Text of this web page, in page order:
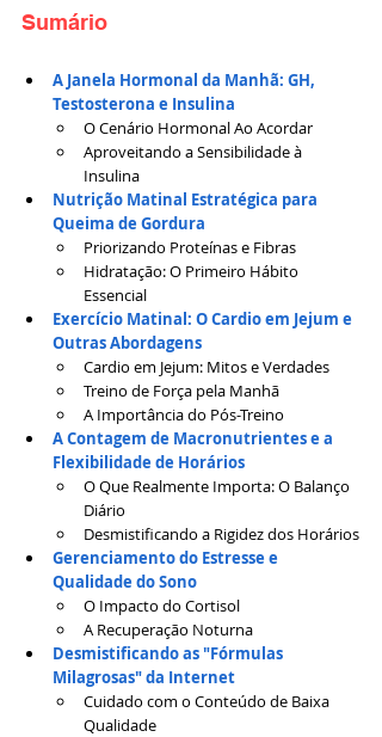
Sumário
A Janela Hormonal da Manhã: GH,
Testosterona e Insulina
O Cenário Hormonal Ao Acordar
Aproveitando a Sensibilidade à
Insulina
Nutrição Matinal Estratégica para
Queima de Gordura
Priorizando Proteínas e Fibras
Hidratação: O Primeiro Hábito
Essencial
Exercício Matinal: O Cardio em Jejum e
Outras Abordagens
Cardio em Jejum: Mitos e Verdades
Treino de Força pela Manhã
A Importância do Pós-Treino
A Contagem de Macronutrientes e a
Flexibilidade de Horários
O Que Realmente Importa: O Balanço
Diário
Desmistificando a Rigidez dos Horários
Gerenciamento do Estresse e
Qualidade do Sono
O Impacto do Cortisol
A Recuperação Noturna
Desmistificando as "Fórmulas
Milagrosas" da Internet
Cuidado com o Conteúdo de Baixa
Qualidade